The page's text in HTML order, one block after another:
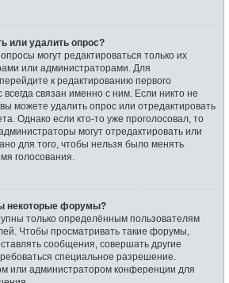
или удалить опрос?
могут редактироваться только их
или администраторами. Для
к редактированию первого
связан именно с ним. Если никто не
можете удалить опрос или отредактировать
Однако если кто-то уже проголосовал, то
могут отредактировать или
для того, чтобы нельзя было менять
голосования.
некоторые форумы?
только определённым пользователям
Чтобы просматривать такие форумы,
сообщения, совершать другие
специальное разрешение.
или администратором конференции для